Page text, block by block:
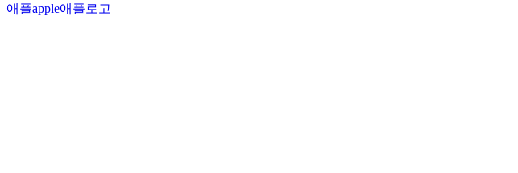
애플apple애플로고